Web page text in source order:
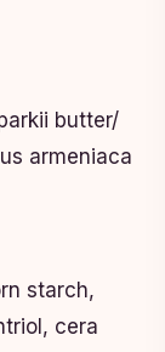
butter/
armeniaca
starch,
cera